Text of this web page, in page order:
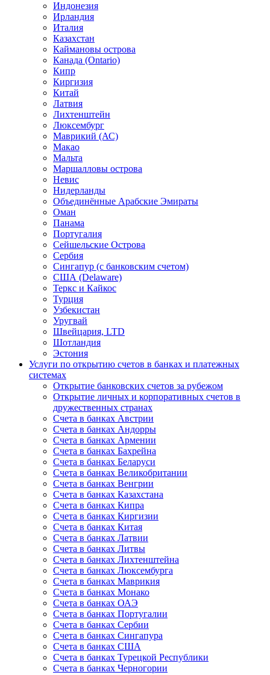
Индонезия
Ирландия
Италия
Казахстан
Каймановы острова
Канада (Ontario)
Кипр
Киргизия
Китай
Латвия
Лихтенштейн
Люксембург
Маврикий (АС)
Макао
Мальта
Маршалловы острова
Нeвис
Нидерланды
Объединённые Арабские Эмираты
Оман
Панама
Португалия
Сейшельские Острова
Сербия
Сингапур (c банковским счетом)
США (Delaware)
Теркс и Кайкос
Турция
Узбекистан
Уругвай
Швейцария, LTD
Шотландия
Эстония
Услуги по открытию счетов в банках и платежных
системах
Открытие банковских счетов за рубежом
Открытие личных и корпоративных счетов в
дружественных странах
Счета в банках Австрии
Счета в банках Андорры
Счета в банках Армении
Счета в банках Бахрейна
Счета в банках Беларуси
Счета в банках Великобритании
Счета в банках Венгрии
Счета в банках Казахстана
Счета в банках Кипра
Счета в банках Киргизии
Счета в банках Китая
Счета в банках Латвии
Счета в банках Литвы
Счета в банках Лихтенштейна
Счета в банках Люксембурга
Счета в банках Маврикия
Счета в банках Монако
Счета в банках ОАЭ
Счета в банках Португалии
Счета в банках Сербии
Счета в банках Сингапура
Счета в банках США
Счета в банках Турецкой Республики
Счета в банках Черногории